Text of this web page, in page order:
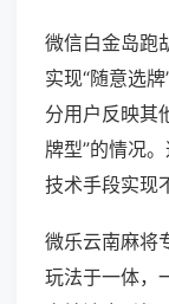
微信白金岛跑
实现“随意选
分用户反映其
牌型”的情况
技术手段实现
微乐云南麻将
玩法于一体，